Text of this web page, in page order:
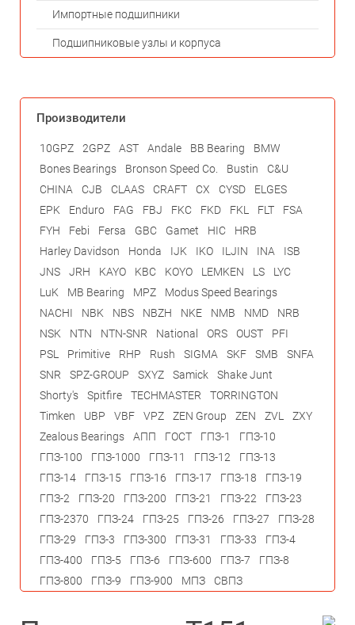
Импортные подшипники
Подшипниковые узлы и корпуса
Производители
10GPZ 2GPZ AST Andale BB Bearing
BMW
Bones Bearings
Bronson Speed Co. Bustin
C&U
CHINA
CJB CLAAS CRAFT CX CYSD
ELGES
EPK
Enduro FAG FBJ FKC FKD FKL FLT
FSA
FYH
Febi Fersa GBC Gamet HIC
HRB
Harley Davidson
Honda IJK IKO ILJIN INA
ISB
JNS
JRH KAYO KBC KOYO LEMKEN LS
LYC
LuK
MB Bearing MPZ
Modus Speed Bearings
NACHI
NBK NBS NBZH NKE NMB NMD
NRB
NSK
NTN NTN-SNR National ORS OUST
PFI
PSL
Primitive RHP Rush SIGMA SKF SMB
SNFA
SNR
SPZ-GROUP SXYZ Samick
Shake Junt
Shorty's
Spitfire TECHMASTER
TORRINGTON
Timken
UBP VBF VPZ ZEN Group ZEN ZVL
ZXY
Zealous Bearings
АПП ГОСТ ГПЗ-1
ГПЗ-10
ГПЗ-100
ГПЗ-1000 ГПЗ-11 ГПЗ-12
ГПЗ-13
ГПЗ-14
ГПЗ-15 ГПЗ-16 ГПЗ-17 ГПЗ-18
ГПЗ-19
ГПЗ-2
ГПЗ-20 ГПЗ-200 ГПЗ-21 ГПЗ-22
ГПЗ-23
ГПЗ-2370
ГПЗ-24 ГПЗ-25 ГПЗ-26 ГПЗ-27
ГПЗ-28
ГПЗ-29
ГПЗ-3 ГПЗ-300 ГПЗ-31 ГПЗ-33
ГПЗ-4
ГПЗ-400
ГПЗ-5 ГПЗ-6 ГПЗ-600 ГПЗ-7
ГПЗ-8
ГПЗ-800
ГПЗ-9 ГПЗ-900 МПЗ СВПЗ